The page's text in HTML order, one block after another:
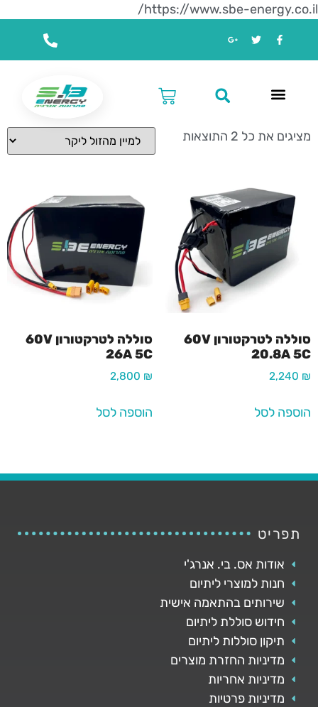
https://www.sbe-energy.co.il/
סוללות טרקטורון 60V
מציגים את כל ⁦2⁩ התוצאות
סוללה לטרקטורון 60V
20.8A 5C
2,240 ₪
הוספה לסל
סוללה לטרקטורון 60V
26A 5C
2,800 ₪
הוספה לסל
תפריט
אודות אס. בי. אנרג'י
חנות למוצרי ליתיום
שירותים בהתאמה אישית
חידוש סוללת ליתיום
תיקון סוללות ליתיום
מדיניות החזרת מוצרים
מדיניות אחריות
מדיניות פרטיות